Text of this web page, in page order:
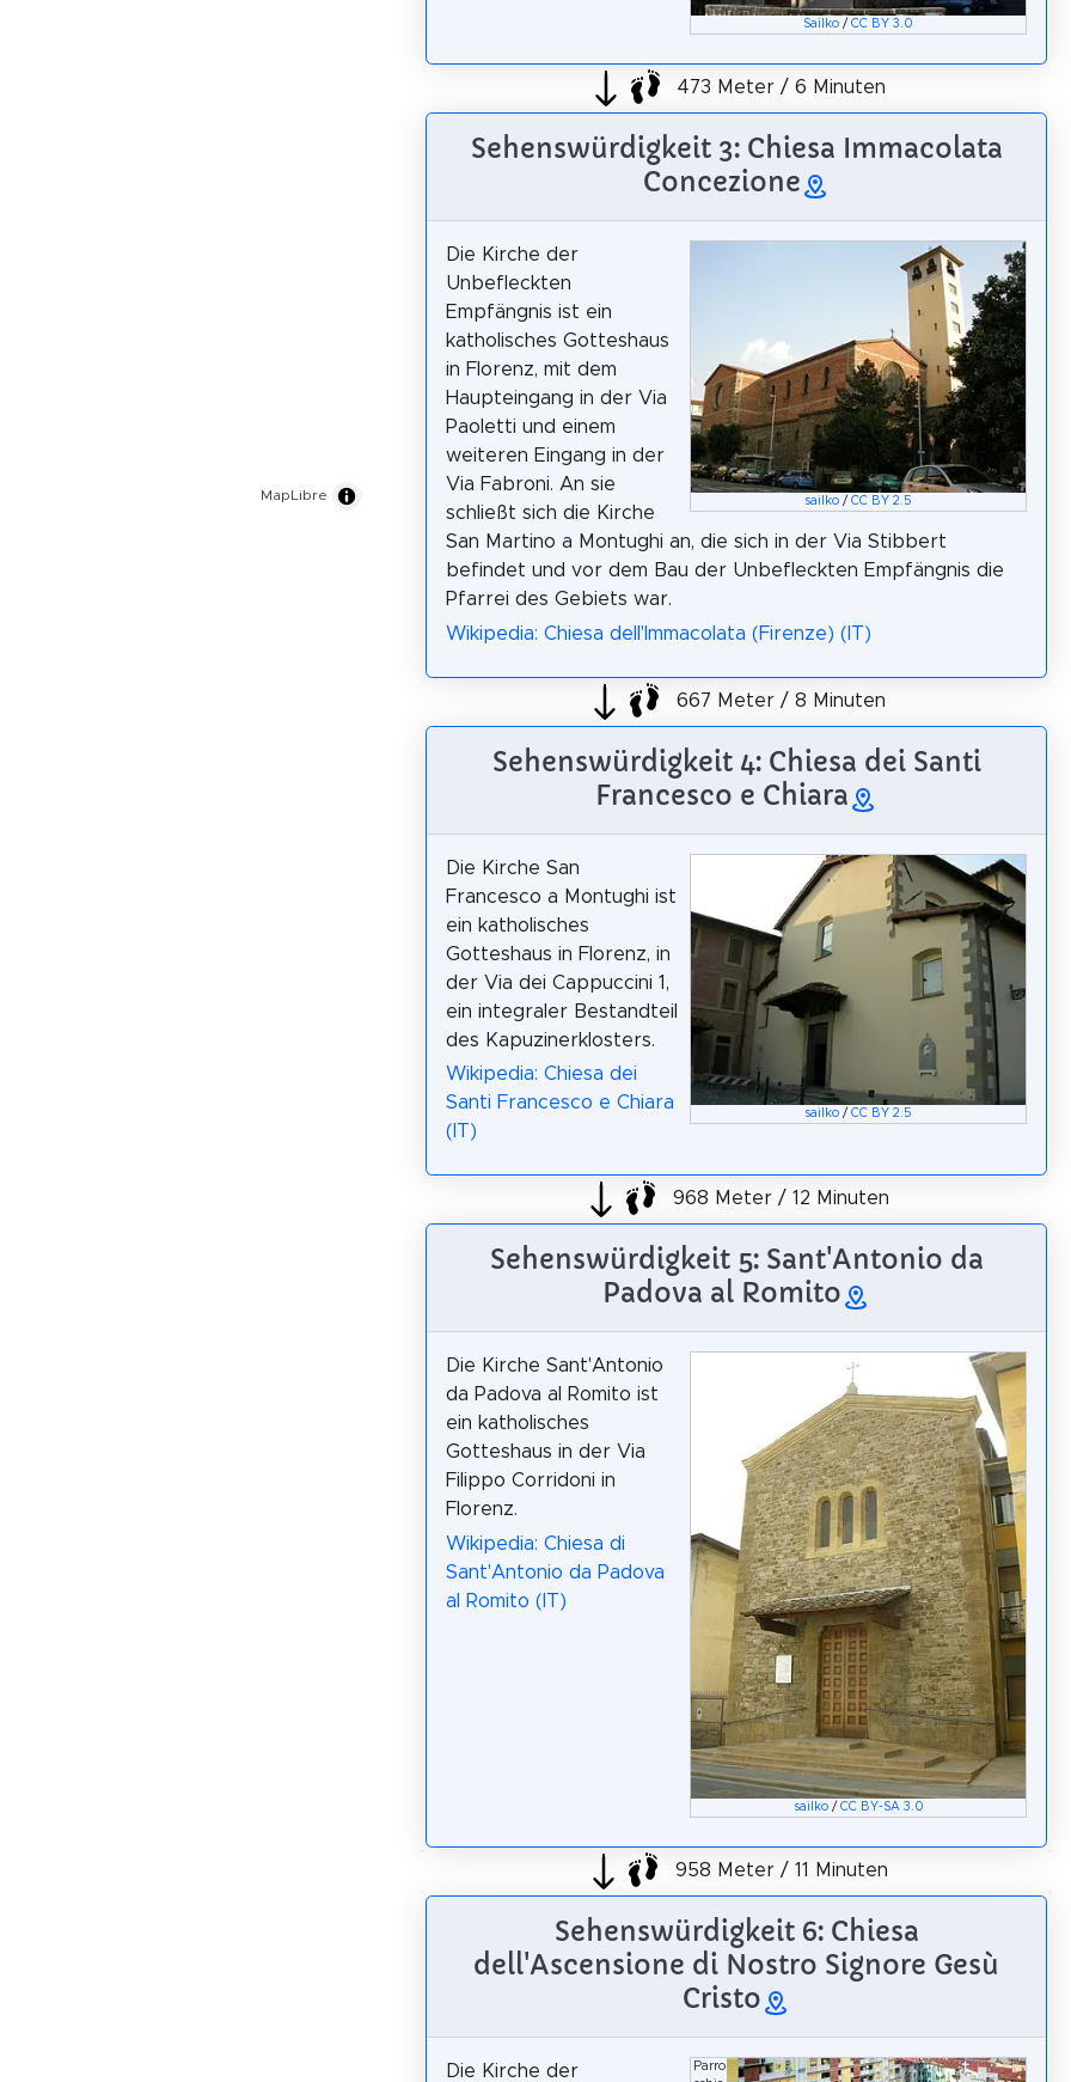
MapLibre
Sailko /CC BY 3.0
473 Meter / 6 Minuten
Sehenswürdigkeit 3: Chiesa Immacolata
Concezione
sailko /CC BY 2.5
Die Kirche der
Unbefleckten
Empfängnis ist ein
katholisches Gotteshaus
in Florenz, mit dem
Haupteingang in der Via
Paoletti und einem
weiteren Eingang in der
Via Fabroni. An sie
schließt sich die Kirche
San Martino a Montughi an, die sich in der Via Stibbert
befindet und vor dem Bau der Unbefleckten Empfängnis die
Pfarrei des Gebiets war.
Wikipedia: Chiesa dell'Immacolata (Firenze) (IT)
667 Meter / 8 Minuten
Sehenswürdigkeit 4: Chiesa dei Santi
Francesco e Chiara
sailko /CC BY 2.5
Die Kirche San
Francesco a Montughi ist
ein katholisches
Gotteshaus in Florenz, in
der Via dei Cappuccini 1,
ein integraler Bestandteil
des Kapuzinerklosters.
Wikipedia: Chiesa dei
Santi Francesco e Chiara
(IT)
968 Meter / 12 Minuten
Sehenswürdigkeit 5: Sant'Antonio da
Padova al Romito
sailko/ CC BY-SA 3.0
Die Kirche Sant'Antonio
da Padova al Romito ist
ein katholisches
Gotteshaus in der Via
Filippo Corridoni in
Florenz.
Wikipedia: Chiesa di
Sant'Antonio da Padova
al Romito (IT)
958 Meter / 11 Minuten
Sehenswürdigkeit 6: Chiesa
dell'Ascensione di Nostro Signore Gesù
Cristo
Parro
Die Kirche der